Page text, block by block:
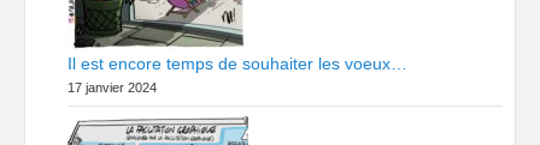
Il est encore temps de souhaiter les voeux…
17 janvier 2024